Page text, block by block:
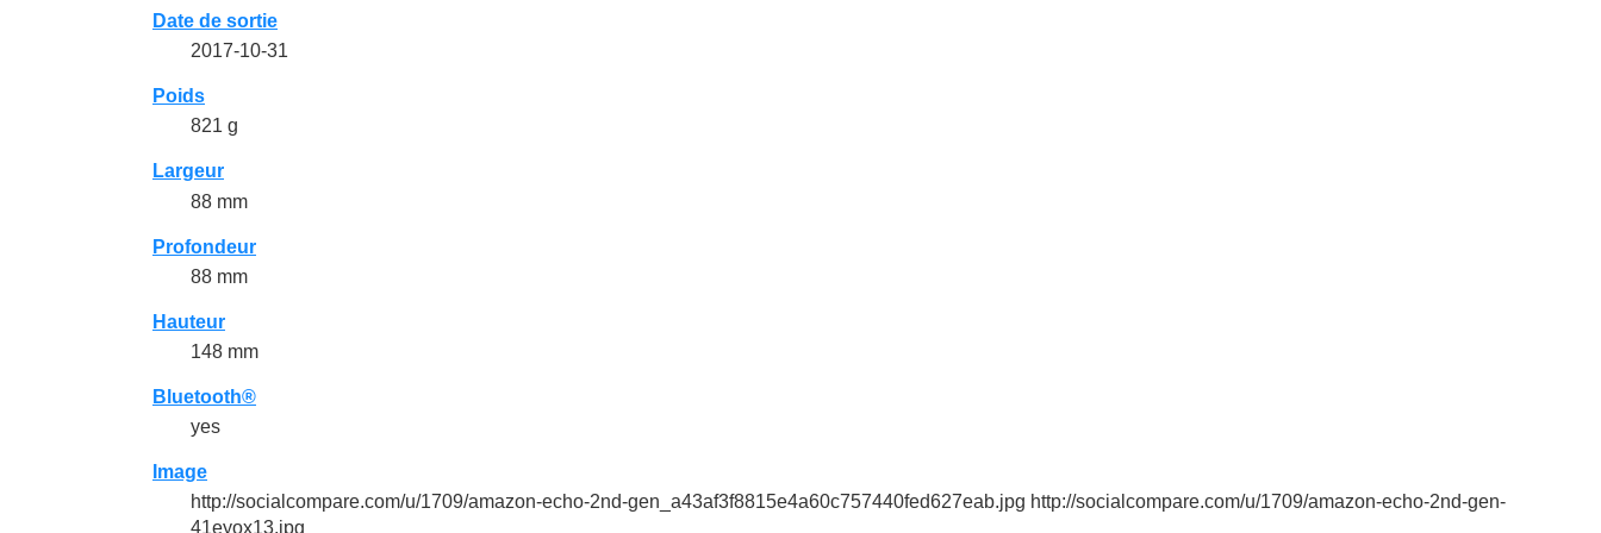
Date de sortie
2017-10-31
Poids
821 g
Largeur
88 mm
Profondeur
88 mm
Hauteur
148 mm
Bluetooth®
yes
Image
http://socialcompare.com/u/1709/amazon-echo-2nd-gen_a43af3f8815e4a60c757440fed627eab.jpg http://socialcompare.com/u/1709/amazon-echo-2nd-gen-
41eyox13.jpg